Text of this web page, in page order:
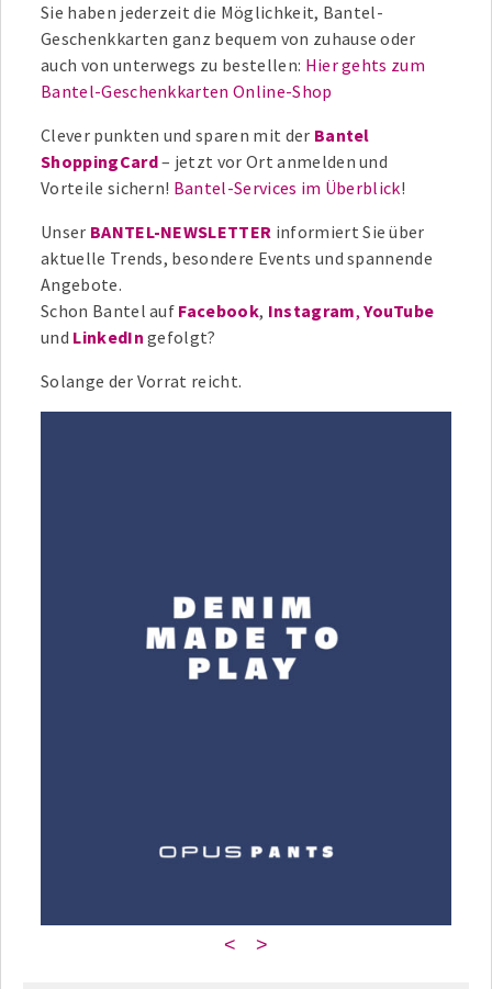
Sie haben jederzeit die Möglichkeit, Bantel-
Geschenkkarten ganz bequem von zuhause oder
auch von unterwegs zu bestellen: Hier gehts zum
Bantel-Geschenkkarten Online-Shop
Clever punkten und sparen mit der Bantel
ShoppingCard– jetzt vor Ort anmelden und
Vorteile sichern! Bantel-Services im Überblick!
Unser BANTEL-NEWSLETTER informiert Sie über
aktuelle Trends, besondere Events und spannende
Angebote.
Schon Bantel auf Facebook, Instagram,YouTube
und LinkedIn gefolgt?
Solange der Vorrat reicht.
< >